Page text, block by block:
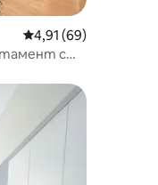
Средна оценка:
4,91 (69)
с